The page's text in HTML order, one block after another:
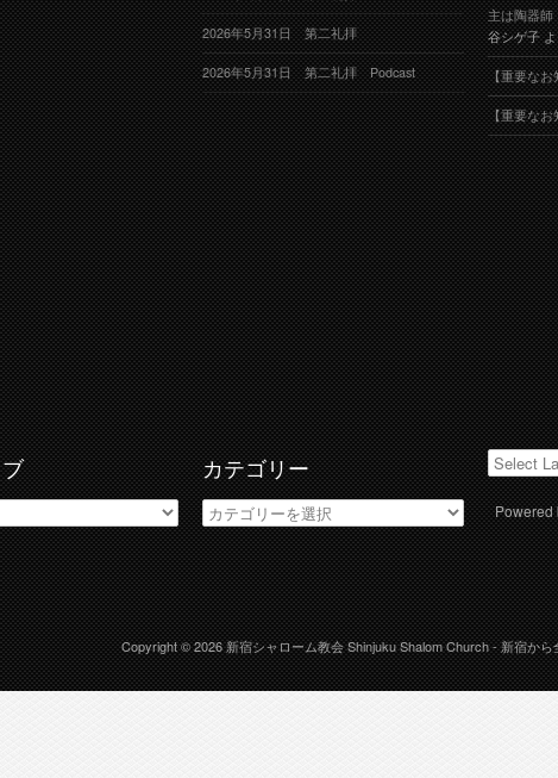
2026年5月31日 第二礼拝
2026年5月31日 第二礼拝 Podcast
主は陶器師
谷シゲ子よ
【重要なお
【重要なお
カテゴリー
カ
テ
ゴ
リ
ー
Powered
Copyright © 2026新宿シャローム教会 Shinjuku Shalom Church- 新宿から